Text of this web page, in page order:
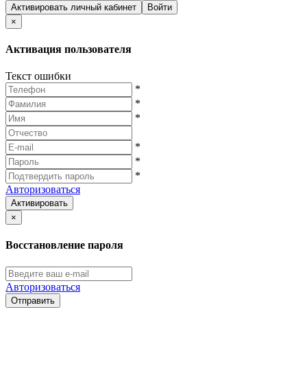
Активировать личный кабинет
Войти
×
Активация пользователя
Текст ошибки
*
*
*
*
*
*
Авторизоваться
Активировать
×
Восстановление пароля
Авторизоваться
Отправить